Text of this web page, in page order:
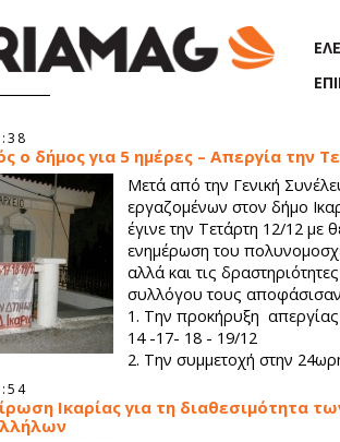
ο δήμος για 5 ημέρες – Απεργία την
Μετά από την Γενική
εργαζομένων στον δήμο
έγινε την Τετάρτη 12/12 με
ενημέρωση του
αλλά και τις
συλλόγου τους
1. Την προκήρυξη
14 -17- 18 - 19/12
2. Την συμμετοχή στην
που έχει προκηρύξει την Τετάρτη 19
Ικαρίας για τη διαθεσιμότητα